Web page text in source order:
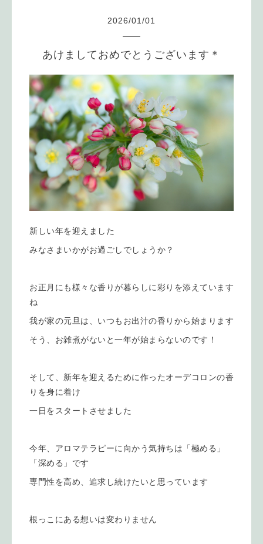
2026/01 /01
あけましておめでとうございます＊
新しい年を迎えました
みなさまいかがお過ごしでしょうか？
お正月にも様々な香りが暮らしに彩りを添えています
ね
我が家の元旦は、いつもお出汁の香りから始まります
そう、お雑煮がないと一年が始まらないのです！
そして、新年を迎えるために作ったオーデコロンの香
りを身に着け
一日をスタートさせました
今年、アロマテラピーに向かう気持ちは「極める」
「深める」です
専門性を高め、追求し続けたいと思っています
根っこにある想いは変わりません